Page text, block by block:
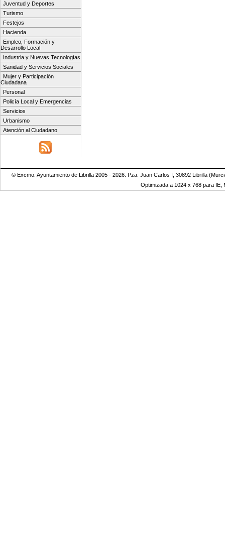
Juventud y Deportes
Turismo
Festejos
Hacienda
Empleo, Formación y
Desarrollo Local
Industria y Nuevas Tecnologías
Sanidad y Servicios Sociales
Mujer y Participación
Ciudadana
Personal
Policía Local y Emergencias
Servicios
Urbanismo
Atención al Ciudadano
© Excmo. Ayuntamiento de Librilla 2005 - 2026. Pza. Juan Carlos I, 30892 Librilla
Optimizada a 1024 x 768 para IE,